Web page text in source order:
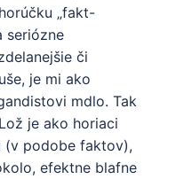
„fakt-
seriózne
či
je mi ako
mdlo. Tak
je ako horiaci
(v podobe faktov),
efektne blafne